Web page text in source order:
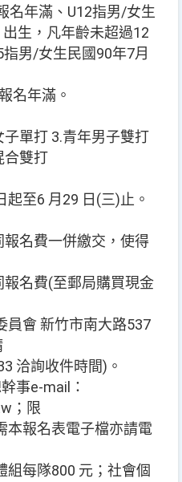
名年滿、U12指男/女生
生，凡年齡未超過12
男/女生民國90年7月
名年滿。
單打 3.青年男子雙打
合雙打
起至6 月29 日(三)止。
名費一併繳交，使得
名費(至郵局購買現金
員會 新竹市南大路537
洽詢收件時間)。
事e-mail：
；限
本報名表電子檔亦請電
組每隊800 元；社會個